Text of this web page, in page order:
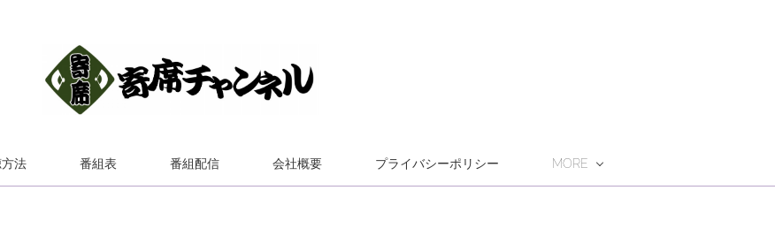
法 番組表 番組配信 会社概要 プライバシーポリシー MORE